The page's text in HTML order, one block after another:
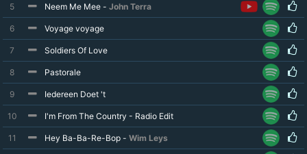
5 Neem Me Mee - John Terra
6 Voyage voyage
7 Soldiers Of Love
8 Pastorale
9 Iedereen Doet 't
10 I'm From The Country - Radio Edit
11 Hey Ba-Ba-Re-Bop - Wim Leys